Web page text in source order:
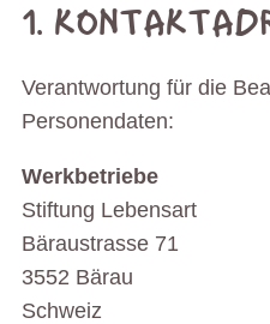
1.
Verantwortung für die
Personendaten:
Werkbetriebe
Stiftung Lebensart
Bäraustrasse 71
3552 Bärau
Schweiz